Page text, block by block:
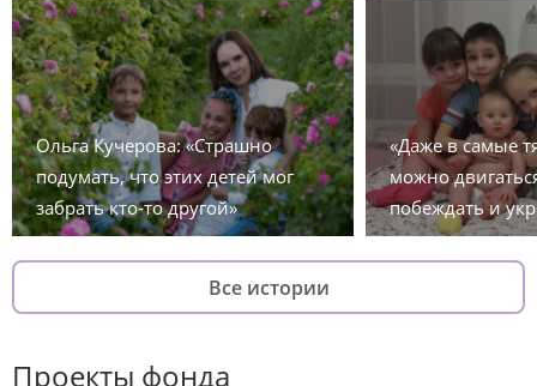
Ольга Кучерова: «Страшно
подумать, что этих детей мог
забрать кто-то другой»
«Даже в самые
можно
побеждать и
Все истории
Проекты фонда